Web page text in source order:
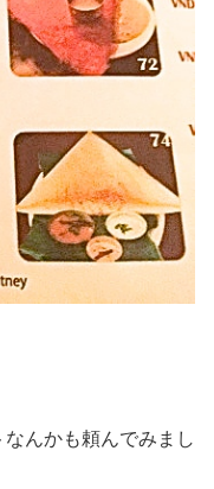
んかも頼んでみまし